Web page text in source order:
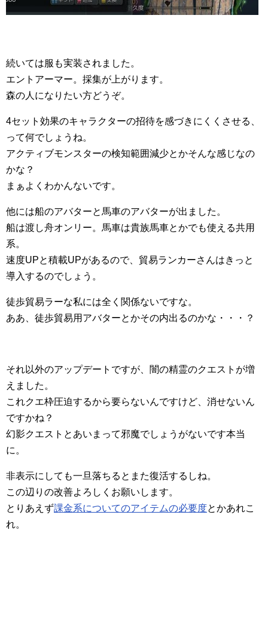
続いては服も実装されました。
エントアーマー。採集が上がります。
森の人になりたい方どうぞ。
4セット効果のキャラクターの招待を感づきにくくさせる、
って何でしょうね。
アクティブモンスターの検知範囲減少とかそんな感じなの
かな？
まぁよくわかんないです。
他には船のアバターと馬車のアバターが出ました。
船は渡し舟オンリー。馬車は貴族馬車とかでも使える共用
系。
速度UPと積載UPがあるので、貿易ランカーさんはきっと
導入するのでしょう。
徒歩貿易ラーな私には全く関係ないですな。
ああ、徒歩貿易用アバターとかその内出るのかな・・・？
それ以外のアップデートですが、闇の精霊のクエストが増
えました。
これクエ枠圧迫するから要らないんですけど、消せないん
ですかね？
幻影クエストとあいまって邪魔でしょうがないです本当
に。
非表示にしても一旦落ちるとまた復活するしね。
この辺りの改善よろしくお願いします。
とりあえず課金系についてのアイテムの必要度とかあれこ
れ。